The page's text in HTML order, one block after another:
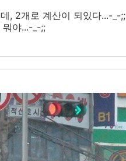
, 2개로 계산이 되있다...-_-;;
야...-_-;;